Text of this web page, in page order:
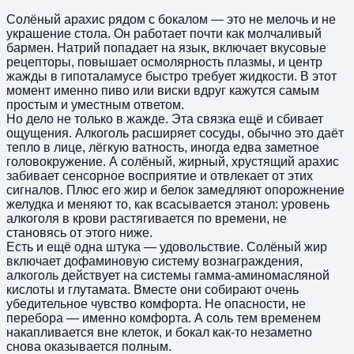
Солёный арахис рядом с бокалом — это не мелочь и не
украшение стола. Он работает почти как молчаливый
бармен. Натрий попадает на язык, включает вкусовые
рецепторы, повышает осмолярность плазмы, и центр
жажды в гипоталамусе быстро требует жидкости. В этот
момент именно пиво или виски вдруг кажутся самым
простым и уместным ответом.
Но дело не только в жажде. Эта связка ещё и сбивает
ощущения. Алкоголь расширяет сосуды, обычно это даёт
тепло в лице, лёгкую ватность, иногда едва заметное
головокружение. А солёный, жирный, хрустящий арахис
забивает сенсорное восприятие и отвлекает от этих
сигналов. Плюс его жир и белок замедляют опорожнение
желудка и меняют то, как всасывается этанол: уровень
алкоголя в крови растягивается по времени, не
становясь от этого ниже.
Есть и ещё одна штука — удовольствие. Солёный жир
включает дофаминовую систему вознаграждения,
алкоголь действует на системы гамма-аминомасляной
кислоты и глутамата. Вместе они собирают очень
убедительное чувство комфорта. Не опасности, не
перебора — именно комфорта. А соль тем временем
накапливается вне клеток, и бокал как-то незаметно
снова оказывается полным.